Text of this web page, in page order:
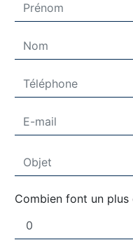
Combien font un plus